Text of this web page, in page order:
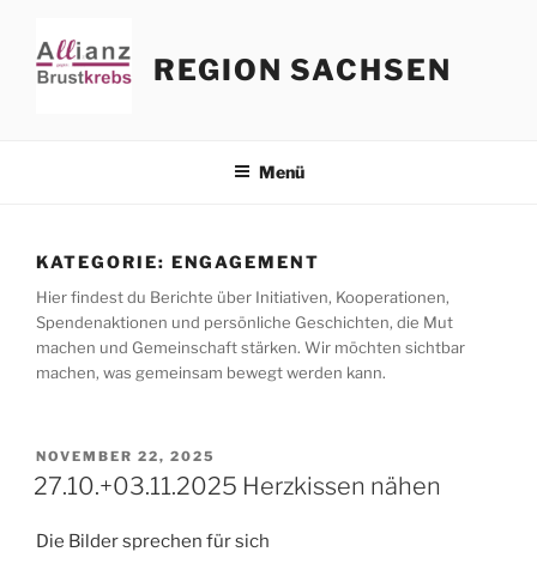
Inhalt
springen
REGION SACHSEN
Menü
KATEGORIE: ENGAGEMENT
Hier findest du Berichte über Initiativen, Kooperationen,
Spendenaktionen und persönliche Geschichten, die Mut
machen und Gemeinschaft stärken. Wir möchten sichtbar
machen, was gemeinsam bewegt werden kann.
VERÖFFENTLICHT
AM
NOVEMBER 22, 2025
27.10.+03.11.2025 Herzkissen nähen
Die Bilder sprechen für sich